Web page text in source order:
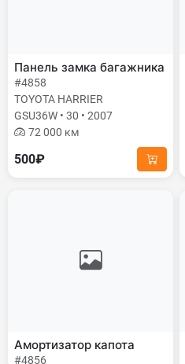
Панель замка багажника
#4858
TOYOTA HARRIER
GSU36W • 30 • 2007
72 000 км
500₽
Амортизатор капота
#4856